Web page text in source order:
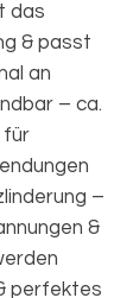
das
& passt
an
– ca.
für
–
&
perfektes